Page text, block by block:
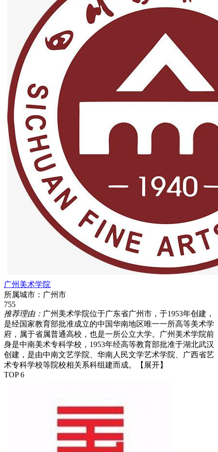
广州美术学院
所属城市： 广州市
755
推荐理由： 广州美术学院位于广东省广州市，于1953年创建，
是经国家教育部批准成立的中国华南地区唯一一所高等美术学
府，属于省属普通高校，也是一所公立大学。广州美术学院前
身是中南美术专科学校，1953年经高等教育部批准于湖北武汉
创建，是由中南文艺学院、华南人民文学艺术学院、广西省艺
术专科学校等院校相关系科组建而成。
【展开】
TOP 6